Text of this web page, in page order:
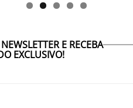
E RECEBA
EXCLUSIVO!